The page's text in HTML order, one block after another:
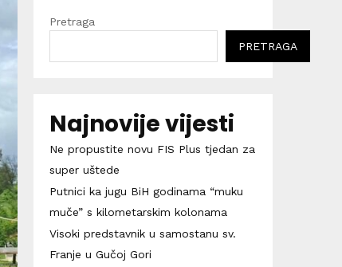
Pretraga
PRETRAGA
Najnovije vijesti
Ne propustite novu FIS Plus tjedan za
super uštede
Putnici ka jugu BiH godinama “muku
muče” s kilometarskim kolonama
Visoki predstavnik u samostanu sv.
Franje u Gučoj Gori